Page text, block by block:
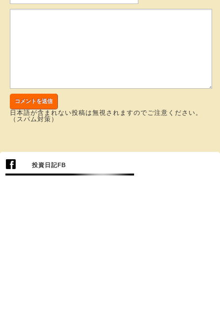
日本語が含まれない投稿は無視されますのでご注意ください。
（スパム対策）
投資日記FB